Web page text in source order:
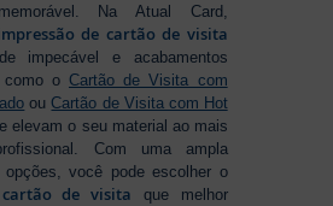
Na Atual Card,
de cartão de visita
impecável e acabamentos
como o Cartão de Visita com
ouCartão de Visita com Hot
elevam o seu material ao mais
Com uma ampla
opções, você pode escolher o
de visita que melhor